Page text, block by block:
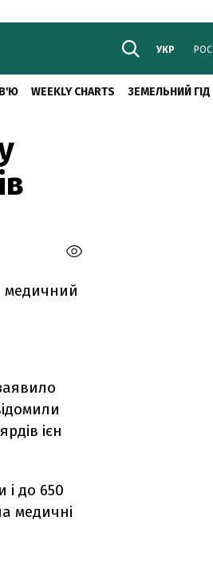
УКР РОС
WEEKLY CHARTS ЗЕМЕЛЬНИЙ ГІД
медичний
ієн
і до 650
медичні